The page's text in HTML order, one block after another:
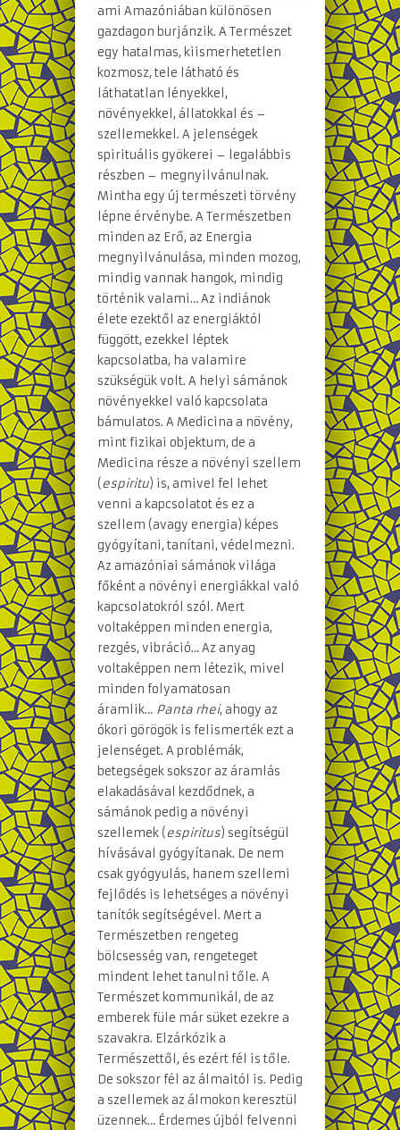
ami Amazóniában különösen
gazdagon burjánzik. A Természet
egy hatalmas, kiismerhetetlen
kozmosz, tele látható és
láthatatlan lényekkel,
növényekkel, állatokkal és –
szellemekkel. A jelenségek
spirituális gyökerei – legalábbis
részben – megnyilvánulnak.
Mintha egy új természeti törvény
lépne érvénybe. A Természetben
minden az Erő, az Energia
megnyilvánulása, minden mozog,
mindig vannak hangok, mindig
történik valami… Az indiánok
élete ezektől az energiáktól
függött, ezekkel léptek
kapcsolatba, ha valamire
szükségük volt. A helyi sámánok
növényekkel való kapcsolata
bámulatos. A Medicina a növény,
mint fizikai objektum, de a
Medicina része a növényi szellem
(espiritu) is, amivel fel lehet
venni a kapcsolatot és ez a
szellem (avagy energia) képes
gyógyítani, tanítani, védelmezni.
Az amazóniai sámánok világa
főként a növényi energiákkal való
kapcsolatokról szól. Mert
voltaképpen minden energia,
rezgés, vibráció… Az anyag
voltaképpen nem létezik, mivel
minden folyamatosan
áramlik… Panta rhei, ahogy az
ókori görögök is felismerték ezt a
jelenséget. A problémák,
betegségek sokszor az áramlás
elakadásával kezdődnek, a
sámánok pedig a növényi
szellemek (espiritus) segítségül
hívásával gyógyítanak. De nem
csak gyógyulás, hanem szellemi
fejlődés is lehetséges a növényi
tanítók segítségével. Mert a
Természetben rengeteg
bölcsesség van, rengeteget
mindent lehet tanulni tőle. A
Természet kommunikál, de az
emberek füle már süket ezekre a
szavakra. Elzárkózik a
Természettől, és ezért fél is tőle.
De sokszor fél az álmaitól is. Pedig
a szellemek az álmokon keresztül
üzennek… Érdemes újból felvenni